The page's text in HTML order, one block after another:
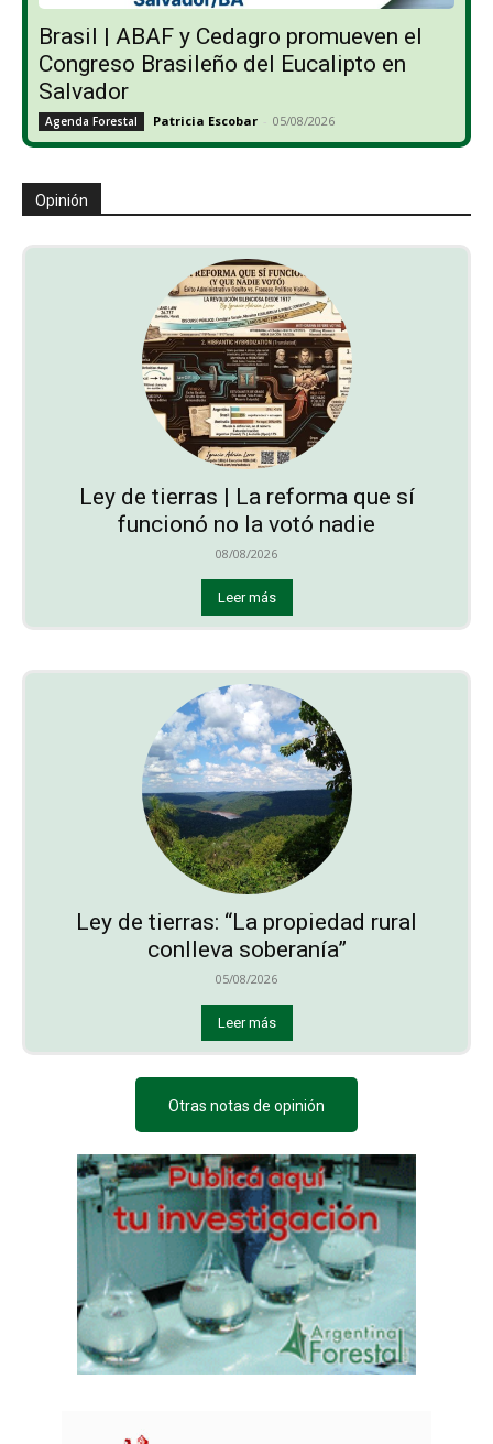
Brasil | ABAF y Cedagro promueven el
Congreso Brasileño del Eucalipto en
Salvador
Agenda Forestal Patricia Escobar - 05/08/2026
Opinión
Ley de tierras | La reforma que sí
funcionó no la votó nadie
08/08/2026
Leer más
Ley de tierras: “La propiedad rural
conlleva soberanía”
05/08/2026
Leer más
Otras notas de opinión